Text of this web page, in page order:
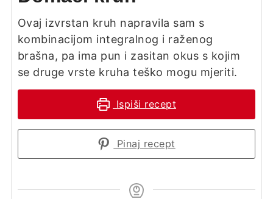
Ovaj izvrstan kruh napravila sam s
kombinacijom integralnog i raženog
brašna, pa ima pun i zasitan okus s kojim
se druge vrste kruha teško mogu mjeriti.
Ispiši recept
Pinaj recept